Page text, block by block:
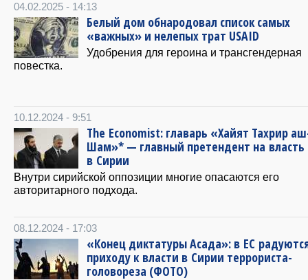
04.02.2025 - 14:13
Белый дом обнародовал список самых
«важных» и нелепых трат USAID
Удобрения для героина и трансгендерная
повестка.
10.12.2024 - 9:51
The Economist: главарь «Хайят Тахрир
Шам»* — главный претендент на власть
в Сирии
Внутри сирийской оппозиции многие опасаются его
авторитарного подхода.
08.12.2024 - 17:03
«Конец диктатуры Асада»: в ЕС
приходу к власти в Сирии террориста-
головореза (ФОТО)